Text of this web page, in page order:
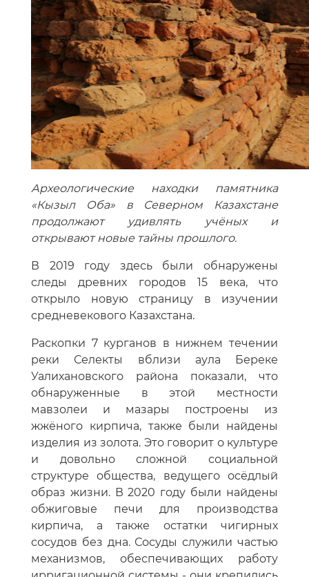
Археологические находки памятника
«Кызыл Оба» в Северном Казахстане
продолжают удивлять учёных и
открывают новые тайны прошлого.
В 2019 году здесь были обнаружены
следы древних городов 15 века, что
открыло новую страницу в изучении
средневекового Казахстана.
Раскопки 7 курганов в нижнем течении
реки Селекты вблизи аула Береке
Уалихановского района показали, что
обнаруженные в этой местности
мавзолеи и мазары построены из
жжёного кирпича, также были найдены
изделия из золота. Это говорит о культуре
и довольно сложной социальной
структуре общества, ведущего осёдлый
образ жизни. В 2020 году были найдены
обжиговые печи для производства
кирпича, а также остатки чигирных
сосудов без дна. Сосуды служили частью
механизмов, обеспечивающих работу